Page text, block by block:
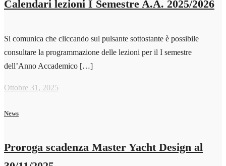
Calendari lezioni I Semestre A.A. 2025/2026
Si comunica che cliccando sul pulsante sottostante è possibile
consultare la programmazione delle lezioni per il I semestre
dell’Anno Accademico […]
Ottobre 31, 2025
News
Proroga scadenza Master Yacht Design al